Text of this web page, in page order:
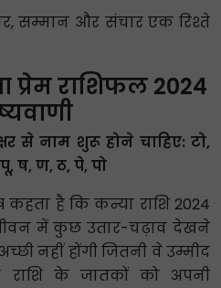
सम्मान और संचार एक रिश्ते
प्रेम राशिफल 2024
से नाम शुरू होने चाहिए: टो,
पू, ष, ण, ठ, पे, पो
कहता है कि कन्या राशि 2024
में कुछ उतार-चढ़ाव देखने
नहीं होंगी जितनी वे उम्मीद
राशि के जातकों को अपनी